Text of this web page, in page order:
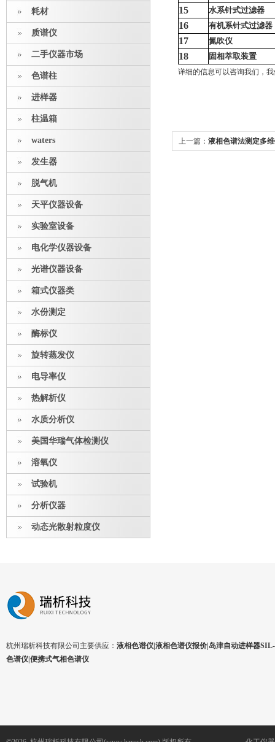
耗材
质谱仪
二手仪器市场
色谱柱
进样器
柱温箱
waters
发生器
脱气机
天平仪器设备
实验室设备
电化学仪器设备
光谱仪器设备
箱式仪器类
水份测定
酶标仪
旋转蒸发仪
电导率仪
热解析仪
水质分析仪
美国华瑞气体检测仪
溶氧仪
试验机
分析仪器
动态光散射粒度仪
15 水系针式过滤器
16 有机系针式过滤器
17 氮吹仪
18 固相萃取装置
详细的信息可以咨询我们，
上一篇： 液相色谱法测定多
杭州瑞析科技有限公司主要供应： 液相色谱仪|液相色谱仪报价|岛津自动进样器
色谱仪|便携式气相色谱仪